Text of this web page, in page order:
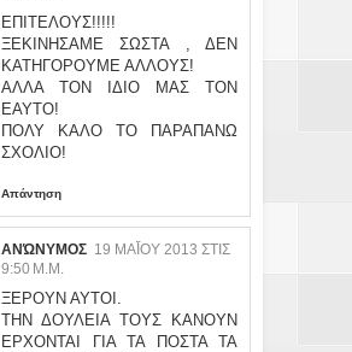
ΕΠΙΤΕΛΟΥΣ!!!!!
ΞΕΚΙΝΗΣΑΜΕ ΣΩΣΤΑ , ΔΕΝ
ΚΑΤΗΓΟΡΟΥΜΕ ΑΛΛΟΥΣ!
ΑΛΛΑ ΤΟΝ ΙΔΙΟ ΜΑΣ ΤΟΝ
ΕΑΥΤΟ!
ΠΟΛΥ ΚΑΛΟ ΤΟ ΠΑΡΑΠΑΝΩ
ΣΧΟΛΙΟ!
Απάντηση
ΑΝΏΝΥΜΟΣ 19 ΜΑΪ́ΟΥ 2013 ΣΤΙΣ 9:
50 Μ.Μ.
ΞΕΡΟΥΝ ΑΥΤΟΙ.
ΤΗΝ ΔΟΥΛΕΙΑ ΤΟΥΣ ΚΑΝΟΥΝ
ΕΡΧΟΝΤΑΙ ΓΙΑ ΤΑ ΠΟΣΤΑ ΤΑ